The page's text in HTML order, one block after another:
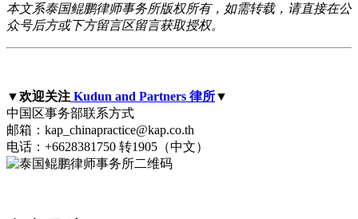
本文系泰国鲲鹏律师事务所版权所有，如需转载，请直接在公
众号后方或下方留言区留言获取授权。
▼欢迎关注 Kudun and Partners 律所▼
中国区事务部联系方式
邮箱：kap_chinapractice@kap.co.th
电话：+6628381750 转1905（中文）